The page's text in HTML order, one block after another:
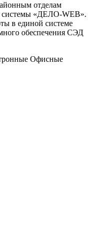
отделам
системы «ДЕЛО-WEB».
в единой системе
обеспечения СЭД
Офисные